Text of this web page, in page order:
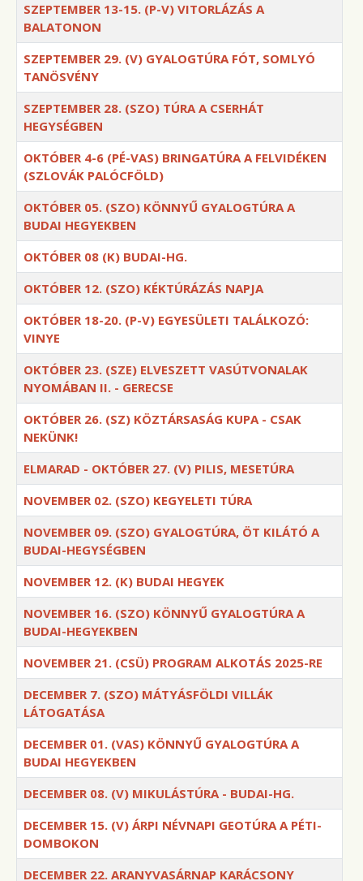
SZEPTEMBER 13-15. (P-V) VITORLÁZÁS A
BALATONON
SZEPTEMBER 29. (V) GYALOGTÚRA FÓT, SOMLYÓ
TANÖSVÉNY
SZEPTEMBER 28. (SZO) TÚRA A CSERHÁT
HEGYSÉGBEN
OKTÓBER 4-6 (PÉ-VAS) BRINGATÚRA A FELVIDÉKEN
(SZLOVÁK PALÓCFÖLD)
OKTÓBER 05. (SZO) KÖNNYŰ GYALOGTÚRA A
BUDAI HEGYEKBEN
OKTÓBER 08 (K) BUDAI-HG.
OKTÓBER 12. (SZO) KÉKTÚRÁZÁS NAPJA
OKTÓBER 18-20. (P-V) EGYESÜLETI TALÁLKOZÓ:
VINYE
OKTÓBER 23. (SZE) ELVESZETT VASÚTVONALAK
NYOMÁBAN II. - GERECSE
OKTÓBER 26. (SZ) KÖZTÁRSASÁG KUPA - CSAK
NEKÜNK!
ELMARAD - OKTÓBER 27. (V) PILIS, MESETÚRA
NOVEMBER 02. (SZO) KEGYELETI TÚRA
NOVEMBER 09. (SZO) GYALOGTÚRA, ÖT KILÁTÓ A
BUDAI-HEGYSÉGBEN
NOVEMBER 12. (K) BUDAI HEGYEK
NOVEMBER 16. (SZO) KÖNNYŰ GYALOGTÚRA A
BUDAI-HEGYEKBEN
NOVEMBER 21. (CSÜ) PROGRAM ALKOTÁS 2025-RE
DECEMBER 7. (SZO) MÁTYÁSFÖLDI VILLÁK
LÁTOGATÁSA
DECEMBER 01. (VAS) KÖNNYŰ GYALOGTÚRA A
BUDAI HEGYEKBEN
DECEMBER 08. (V) MIKULÁSTÚRA - BUDAI-HG.
DECEMBER 15. (V) ÁRPI NÉVNAPI GEOTÚRA A PÉTI-
DOMBOKON
DECEMBER 22. ARANYVASÁRNAP KARÁCSONY